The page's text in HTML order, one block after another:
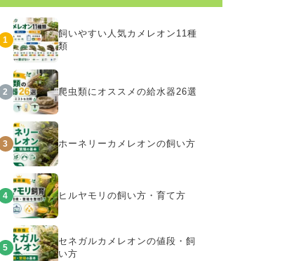
1
飼いやすい人気カメレオン11種
類
2 爬虫類にオススメの給水器26選
3 ホーネリーカメレオンの飼い方
4 ヒルヤモリの飼い方・育て方
5
セネガルカメレオンの値段・飼
い方